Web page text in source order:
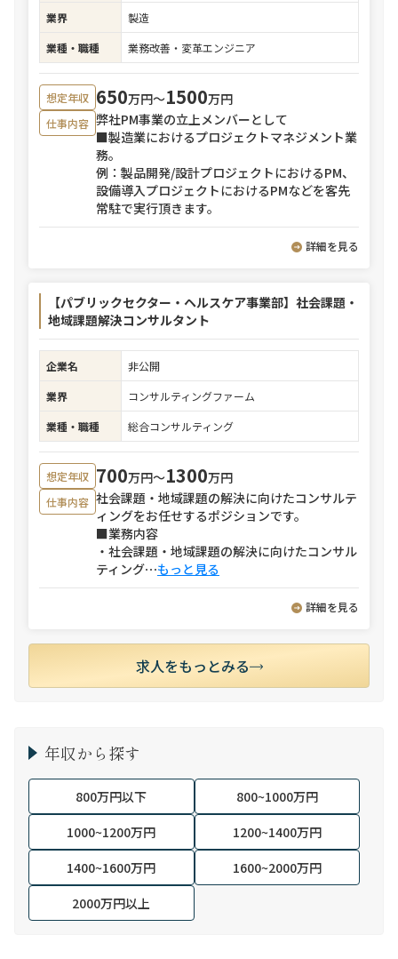
業界
製造
業種・職種
業務改善・変革エンジニア
想定年収 650万円〜1500万円
仕事内容 弊社PM事業の立上メンバーとして
■製造業におけるプロジェクトマネジメント業
務。
例：製品開発/設計プロジェクトにおけるPM、
設備導入プロジェクトにおけるPMなどを客先
常駐で実行頂きます。
詳細を見る
【パブリックセクター・ヘルスケア事業部】社会課題・
地域課題解決コンサルタント
企業名
非公開
業界
コンサルティングファーム
業種・職種
総合コンサルティング
想定年収 700万円〜1300万円
仕事内容 社会課題・地域課題の解決に向けたコンサルテ
ィングをお任せするポジションです。
■業務内容
・社会課題・地域課題の解決に向けたコンサル
ティング⋯もっと見る
詳細を見る
求人をもっとみる
年収から探す
800万円以下
800~1000万円
1000~1200万円
1200~1400万円
1400~1600万円
1600~2000万円
2000万円以上